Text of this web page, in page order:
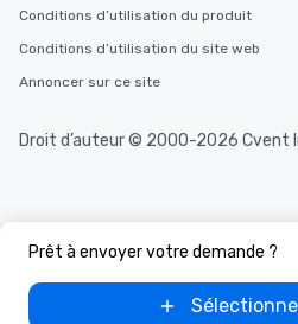
Prêt à envoyer votre demande ?
Conditions d’utilisation du produit
Conditions d’utilisation du site web
Annoncer sur ce site
Droit d’auteur © 2000-2026 Cvent